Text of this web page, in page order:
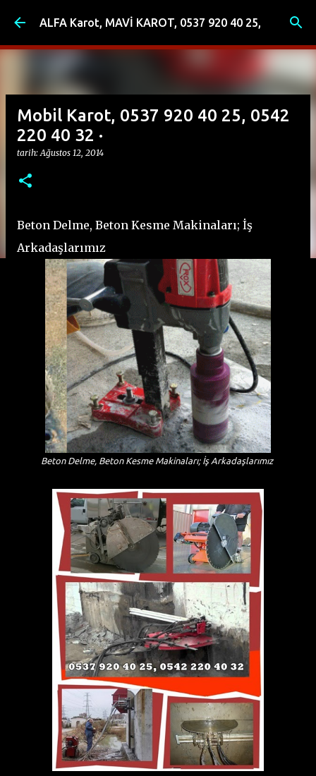
Ana içeriğe atla
ALFA Karot, MAVİ KAROT, 0537 920 40 25,
Mobil Karot, 0537 920 40 25, 0542
220 40 32 ·
tarih:Ağustos 12, 2014
Beton Delme, Beton Kesme Makinaları; İş
Arkadaşlarımız
Beton Delme, Beton Kesme Makinaları; İş Arkadaşlarımız